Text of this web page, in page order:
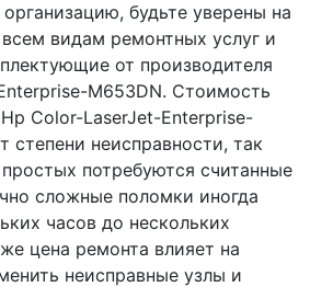
будьте уверены на
видам ремонтных услуг и
от производителя
M653DN. Стоимость
Color-LaserJet-Enterprise-
степени неисправности, так
потребуются считанные
сложные поломки иногда
часов до нескольких
цена ремонта влияет на
неисправные узлы и